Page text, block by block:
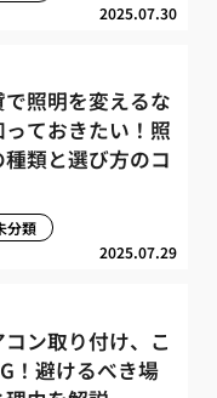
2025.07.30
で照明を変えるな
っておきたい！照
種類と選び方のコ
2025.07.29
分類
コン取り付け、こ
！避けるべき場